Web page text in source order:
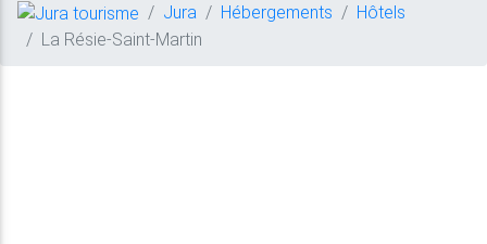
Jura Hébergements
Hôtels
La Résie-Saint-Martin